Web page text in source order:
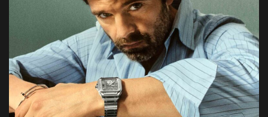
ติดตามข่าวสารและความเคลื่อนไหวของแวดวงนาฬิกาได้ที่
Crazy Dial – The Watch Community
Line :@crazydial
Instagram :crazydial.official